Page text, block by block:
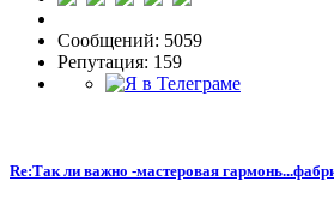
Сообщений: 5059
Репутация: 159
Re:Так ли важно -мастеровая